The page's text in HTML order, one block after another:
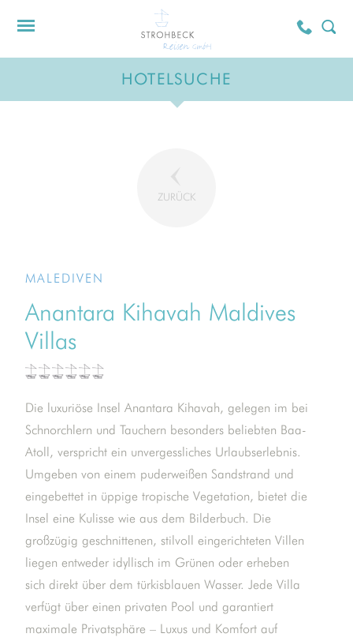
HOTELSUCHE
ZURÜCK
MALEDIVEN
Anantara Kihavah Maldives
Villas
Die luxuriöse Insel Anantara Kihavah, gelegen im bei
Schnorchlern und Tauchern besonders beliebten Baa-
Atoll, verspricht ein unvergessliches Urlaubserlebnis.
Umgeben von einem puderweißen Sandstrand und
eingebettet in üppige tropische Vegetation, bietet die
Insel eine Kulisse wie aus dem Bilderbuch. Die
großzügig geschnittenen, stilvoll eingerichteten Villen
liegen entweder idyllisch im Grünen oder erheben
sich direkt über dem türkisblauen Wasser. Jede Villa
verfügt über einen privaten Pool und garantiert
maximale Privatsphäre – Luxus und Komfort auf